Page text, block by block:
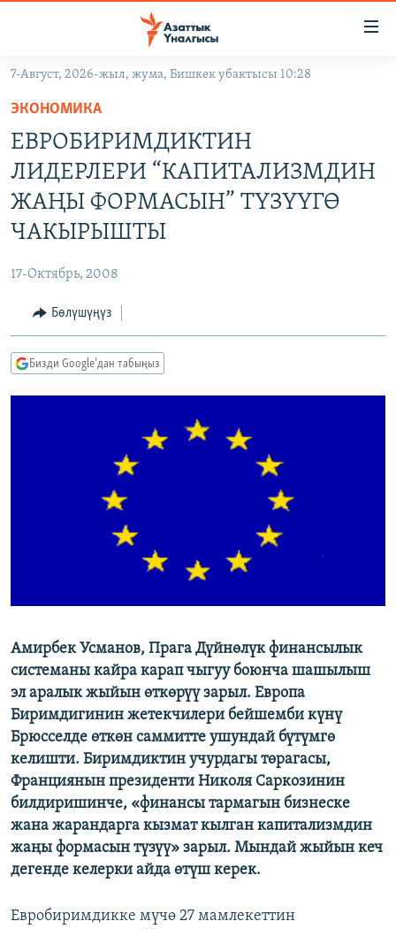
Навигацияга
өтүңүз
Издөөгө
салыңыз
САЯСАТ
ЭКОНОМИКА
ДҮЙНӨ
БОРБОР АЗИЯ
УКРАИНА
АТАЙЫН ИЛИКТӨӨ
БҮГҮН АЗАТТЫКТА
ЭКСПЕРТТЕР ТАЛДАЙТ
БИЗ ЖАНА ДҮЙНӨ
ЫҢГАЙСЫЗ СУРООЛОР
ПОДКАСТ
ӨЗГӨЧӨ ПИКИР
Русский
ЭЕ/АРнун бардык сайттары
7-Август, 2026-жыл, жума, Бишкек убактысы 10:28
ЭКОНОМИКА
EВРОБИРИМДИКТИН
ЛИДЕРЛЕРИ “КАПИТАЛИЗМДИН
ЖАҢЫ ФОРМАСЫН” ТҮЗҮҮГӨ
ЧАКЫРЫШТЫ
17-Октябрь, 2008
Бөлүшүңүз
Бизди Google'дан табыңыз
Амирбек Усманов, Прага Дүйнөлүк финансылык
системаны кайра карап чыгуу боюнча шашылыш
эл аралык жыйын өткөрүү зарыл. Европа
Биримдигинин жетекчилери бейшемби күнү
Брюсселде өткөн саммитте ушундай бүтүмгө
келишти. Биримдиктин учурдагы төрагасы,
Франциянын президенти Николя Саркозинин
билдиришинче, «финансы тармагын бизнеске
жана жарандарга кызмат кылган капитализмдин
жаңы формасын түзүү» зарыл. Мындай жыйын кеч
дегенде келерки айда өтүш керек.
Евробиримдикке мүчө 27 мамлекеттин